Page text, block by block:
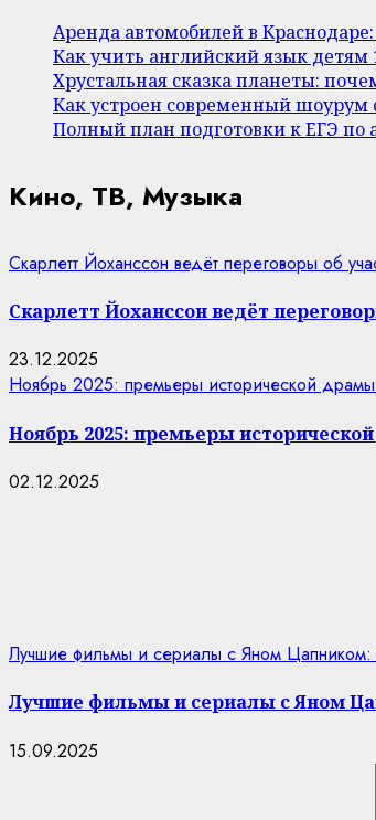
Аренда автомобилей в
Как учить английский язык детям
Хрустальная сказка планеты:
Как устроен современный шоурум
Полный план подготовки к ЕГЭ по
Кино, ТВ, Музыка
Скарлетт Йоханссон ведёт переговоры об
Скарлетт Йоханссон ведёт
23.12.2025
Ноябрь 2025: премьеры исторической
Ноябрь 2025: премьеры
02.12.2025
Лучшие фильмы и сериалы с Яном Цапником:
Лучшие фильмы и сериалы с Яном
15.09.2025